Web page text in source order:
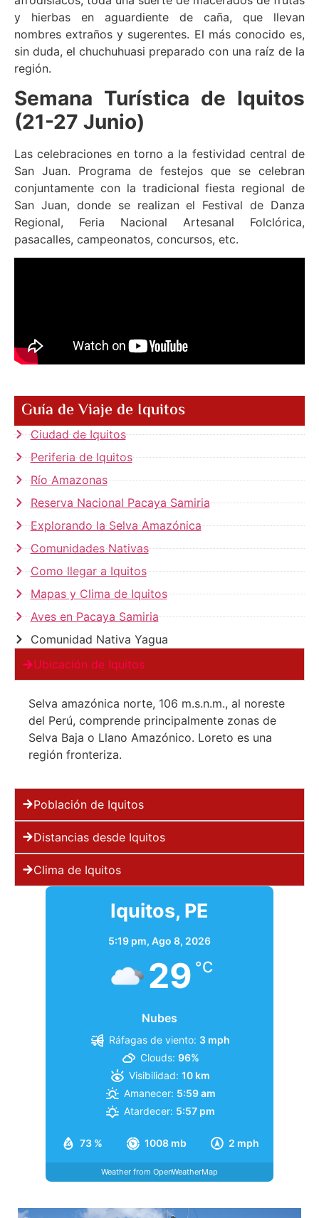
y hierbas en aguardiente de caña, que llevan
nombres extraños y sugerentes. El más conocido es,
sin duda, el chuchuhuasi preparado con una raíz de la
región.
Semana Turística de Iquitos
(21-27 Junio)
Las celebraciones en torno a la festividad central de
San Juan. Programa de festejos que se celebran
conjuntamente con la tradicional fiesta regional de
San Juan, donde se realizan el Festival de Danza
Regional, Feria Nacional Artesanal Folclórica,
pasacalles, campeonatos, concursos, etc.
Guía de Viaje de Iquitos
Ciudad de Iquitos
Periferia de Iquitos
Río Amazonas
Reserva Nacional Pacaya Samiria
Explorando la Selva Amazónica
Comunidades Nativas
Como llegar a Iquitos
Mapas y Clima de Iquitos
Aves en Pacaya Samiria
Comunidad Nativa Yagua
Ubicación de Iquitos
Selva amazónica norte, 106 m.s.n.m., al noreste
del Perú, comprende principalmente zonas de
Selva Baja o Llano Amazónico. Loreto es una
región fronteriza.
Población de Iquitos
Distancias desde Iquitos
Clima de Iquitos
Iquitos, PE
5:19 pm, Ago 8, 2026
29 °C
Nubes
73 % 1008 mb 2 mph
Ráfagas de viento: 3 mph
Clouds: 96%
Visibilidad: 10 km
Amanecer: 5:59 am
Atardecer: 5:57 pm
Weather from OpenWeatherMap